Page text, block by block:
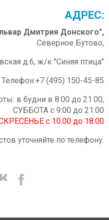
АДРЕС:
Дмитрия Донского",
Северное Бутово,
д.6, ж/к "Синяя птица"
Телефон:+7 (495) 150-45-85
в будни в 8.00 до 21.00,
СУББОТА с 9:00 до 21:00
с 10.00 до 18.00
уточняйте по телефону.